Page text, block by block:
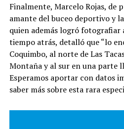
Finalmente, Marcelo Rojas, de
amante del buceo deportivo y
quien además logró fotografiar
tiempo atrás, detalló que “lo
Coquimbo, al norte de Las
Montaña y al sur en una parte
Esperamos aportar con datos
saber más sobre esta rara